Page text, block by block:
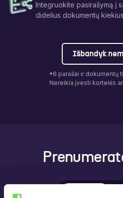
Integruokite pasirašymą į
didelius dokumentų
Išbandyk
*6 parašai ir dokumentų
Nereikia įvesti kortelės